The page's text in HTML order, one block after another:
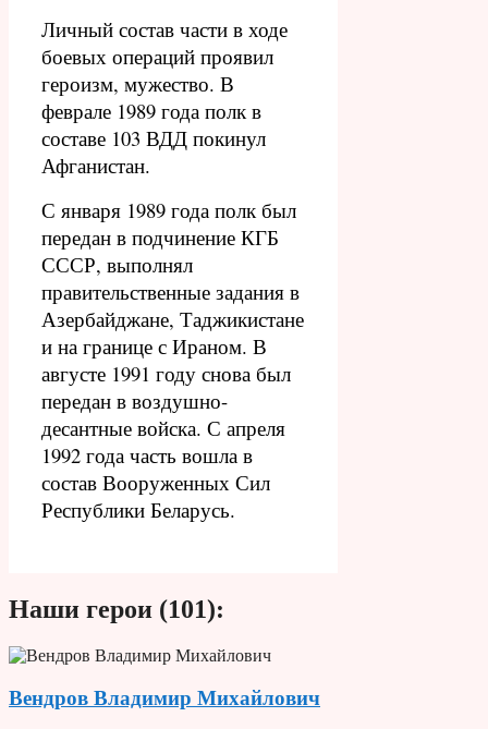
Личный состав части в ходе
боевых операций проявил
героизм, мужество. В
феврале 1989 года полк в
составе 103 ВДД покинул
Афганистан.
С января 1989 года полк был
передан в подчинение КГБ
СССР, выполнял
правительственные задания в
Азербайджане, Таджикистане
и на границе с Ираном. В
августе 1991 году снова был
передан в воздушно-
десантные войска. С апреля
1992 года часть вошла в
состав Вооруженных Сил
Республики Беларусь.
Наши герои (101):
Вендров Владимир Михайлович